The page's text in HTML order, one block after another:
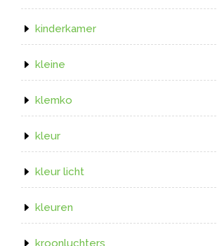
kinderkamer
kleine
klemko
kleur
kleur licht
kleuren
kroonluchters